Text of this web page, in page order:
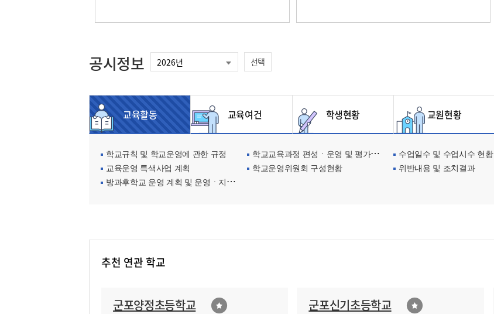
공시정보 선택
교육활동 교육여건 학생현황 교원현황
학교규칙 및 학교운영에 관한 규정 학교교육과정 편성ㆍ운영 및 평가에 관한 사항 수업일수 및 수업시수 현황
교육운영 특색사업 계획
학교운영위원회 구성현황 위반내용 및 조치결과
방과후학교 운영 계획 및 운영ㆍ지원현황
추천 연관 학교
군포양정초등학교 군포신기초등학교